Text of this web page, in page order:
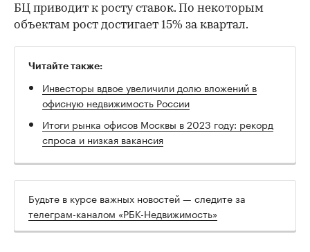
БЦ приводит к росту ставок. По некоторым
объектам рост достигает 15% за квартал.
Читайте также:
Инвесторы вдвое увеличили долю вложений в
офисную недвижимость России
Итоги рынка офисов Москвы в 2023 году: рекорд
спроса и низкая вакансия
Будьте в курсе важных новостей — следите за
телеграм-каналом «РБК-Недвижимость»